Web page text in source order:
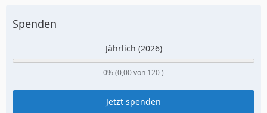
Spenden
Jährlich (2026)
0% (0,00 von 120 )
Jetzt spenden